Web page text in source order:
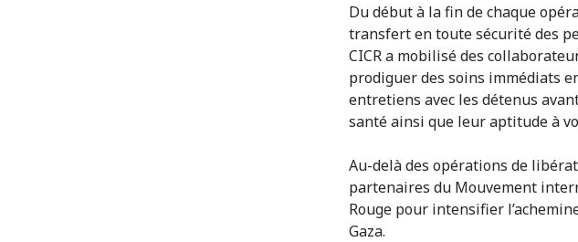
Du début à la fin de chaque
transfert en toute sécurité des
CICR a mobilisé des
prodiguer des soins immédiats
entretiens avec les détenus
santé ainsi que leur aptitude à
Au-delà des opérations de
partenaires du Mouvement
Rouge pour intensifier
Gaza.